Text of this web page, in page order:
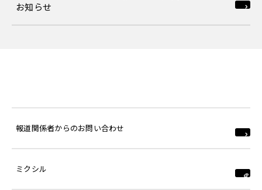
お知らせ
報道関係者からのお問い合わせ
ミクシル